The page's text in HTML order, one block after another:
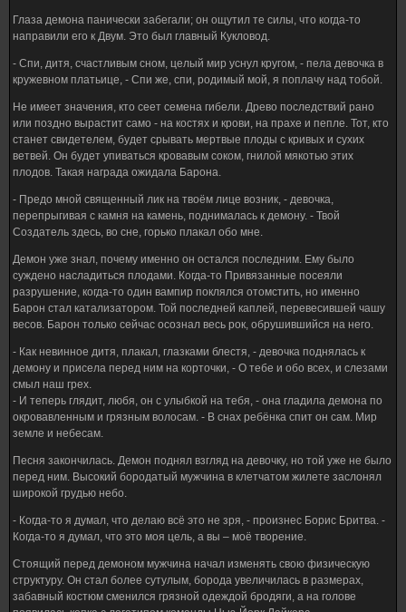
Глаза демона панически забегали; он ощутил те силы, что когда-то
направили его к Двум. Это был главный Кукловод.
- Спи, дитя, счастливым сном, целый мир уснул кругом, - пела девочка в
кружевном платьице, - Спи же, спи, родимый мой, я поплачу над тобой.
Не имеет значения, кто сеет семена гибели. Древо последствий рано
или поздно вырастит само - на костях и крови, на прахе и пепле. Тот, кто
станет свидетелем, будет срывать мертвые плоды с кривых и сухих
ветвей. Он будет упиваться кровавым соком, гнилой мякотью этих
плодов. Такая награда ожидала Барона.
- Предо мной священный лик на твоём лице возник, - девочка,
перепрыгивая с камня на камень, поднималась к демону. - Твой
Создатель здесь, во сне, горько плакал обо мне.
Демон уже знал, почему именно он остался последним. Ему было
суждено насладиться плодами. Когда-то Привязанные посеяли
разрушение, когда-то один вампир поклялся отомстить, но именно
Барон стал катализатором. Той последней каплей, перевесившей чашу
весов. Барон только сейчас осознал весь рок, обрушившийся на него.
- Как невинное дитя, плакал, глазками блестя, - девочка поднялась к
демону и присела перед ним на корточки, - О тебе и обо всех, и слезами
смыл наш грех.
- И теперь глядит, любя, он с улыбкой на тебя, - она гладила демона по
окровавленным и грязным волосам. - В снах ребёнка спит он сам. Мир
земле и небесам.
Песня закончилась. Демон поднял взгляд на девочку, но той уже не было
перед ним. Высокий бородатый мужчина в клетчатом жилете заслонял
широкой грудью небо.
- Когда-то я думал, что делаю всё это не зря, - произнес Борис Бритва. -
Когда-то я думал, что это моя цель, а вы – моё творение.
Стоящий перед демоном мужчина начал изменять свою физическую
структуру. Он стал более сутулым, борода увеличилась в размерах,
забавный костюм сменился грязной одеждой бродяги, а на голове